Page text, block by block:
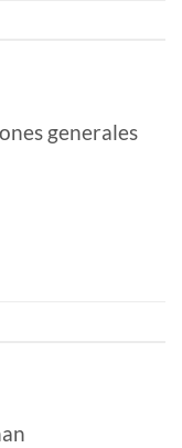
generales